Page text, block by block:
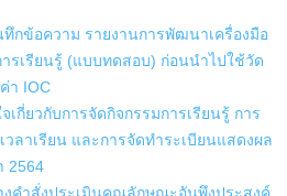
กข้อความ รายงานการพัฒนาเครื่องมือ
รเรียนรู้ (แบบทดสอบ) ก่อนนำไปใช้วัด
า IOC
กี่ยวกับการจัดกิจกรรมการเรียนรู้ การ
ลาเรียน และการจัดทำระเบียนแสดงผล
2564